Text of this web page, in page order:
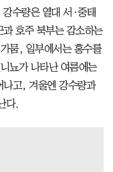
수량은 열대 서·중태
호주 북부는 감소하는
뭄, 일부에서는 홍수를
뇨가 나타난 여름에는
나고, 겨울엔 강수량과
다.